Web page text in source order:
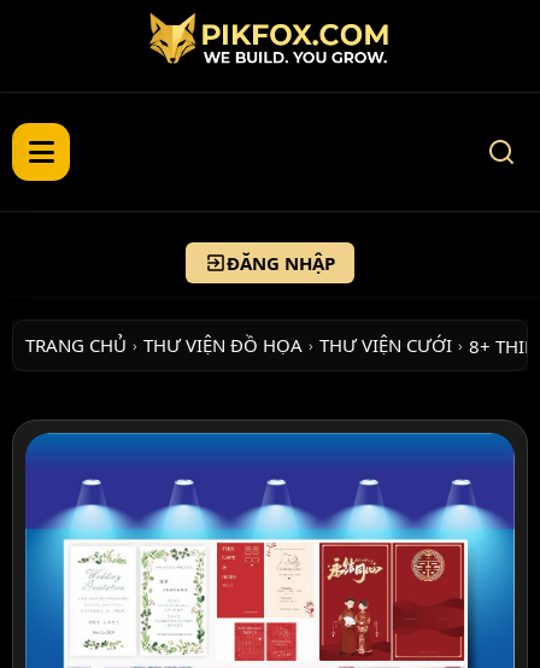
ĐĂNG NHẬP
TRANG CHỦ › THƯ VIỆN ĐỒ HỌA › THƯ VIỆN CƯỚI › 8+